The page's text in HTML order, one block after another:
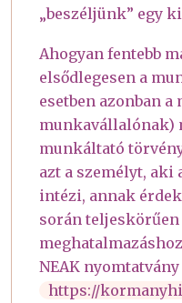
„beszéljünk” egy
Ahogyan fentebb
elsődlegesen a
esetben azonban
munkavállalónak)
munkáltató
azt a személyt, aki
intézi, annak
során teljeskörűen
NEAK nyomtatvány
https://